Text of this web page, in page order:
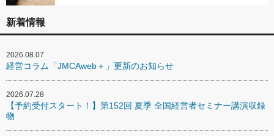
新着情報
2026.08.07
経営コラム「JMCAweb＋」更新のお知らせ
2026.07.28
【予約受付スタート！】第152回 夏季 全国経営者セミナー講演収録
物